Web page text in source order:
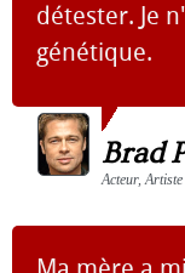
détester. Je
génétique.
Brad
Acteur,